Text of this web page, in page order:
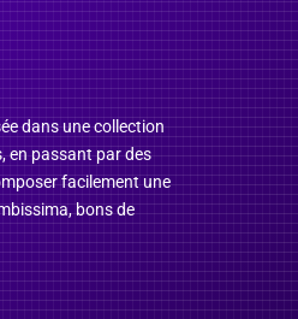
dans une collection
en passant par des
facilement une
bons de